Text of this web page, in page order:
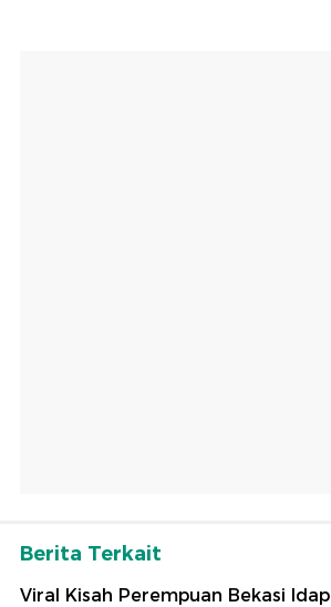
Berita Terkait
Viral Kisah Perempuan Bekasi